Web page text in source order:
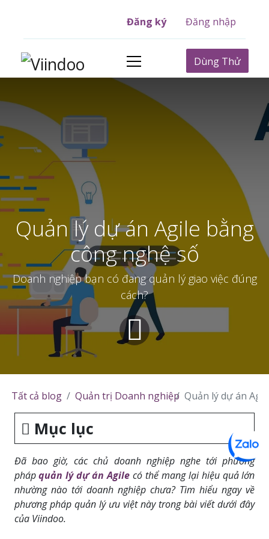
Đăng ký Đăng nhập
Dùng Thử
Quản lý dự án Agile bằng
công nghệ số
Doanh nghiệp bạn có đang quản lý giao việc đúng
cách?
Tất cả blog Quản trị Doanh nghiệp Quản lý dự án
Mục lục
Đã bao giờ, các chủ doanh nghiệp nghe tới phương
phápquản lý dự án Agile có thể mang lại hiệu quả lớn
nhường nào tới doanh nghiệp chưa? Tìm hiểu ngay về
phương pháp quản lý ưu việt này trong bài viết dưới đây
của Viindoo.